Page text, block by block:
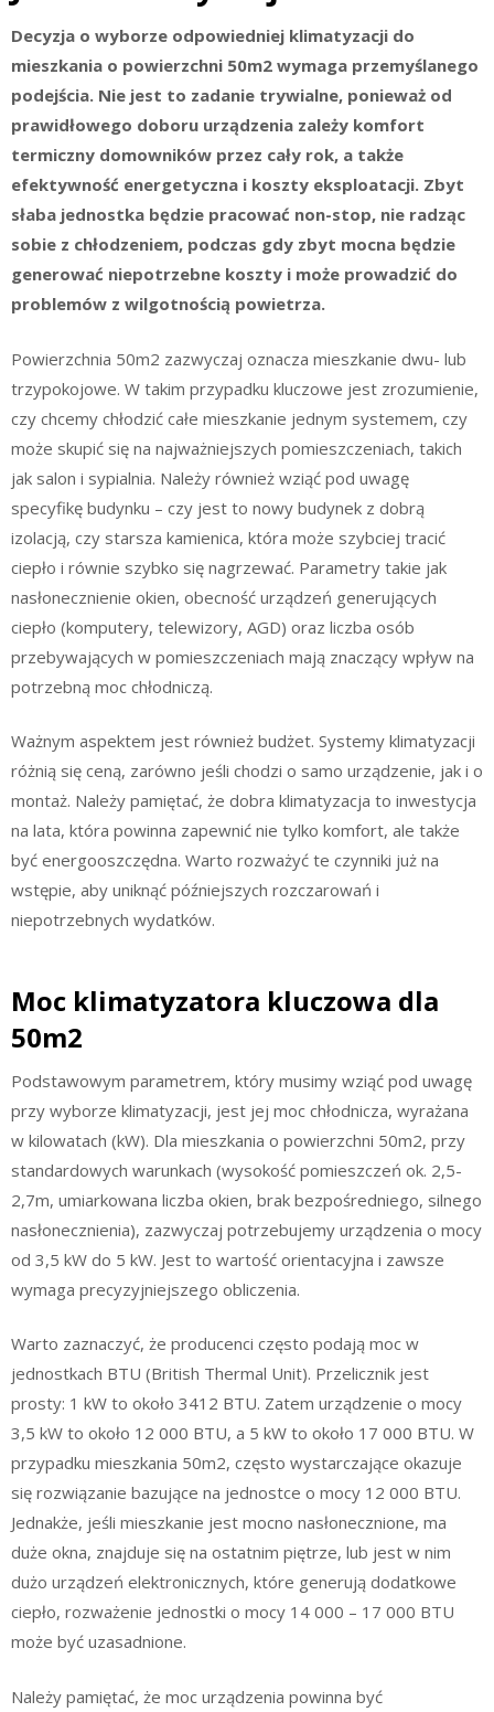
Decyzja o wyborze odpowiedniej klimatyzacji do
mieszkania o powierzchni 50m2 wymaga przemyślanego
podejścia. Nie jest to zadanie trywialne, ponieważ od
prawidłowego doboru urządzenia zależy komfort
termiczny domowników przez cały rok, a także
efektywność energetyczna i koszty eksploatacji. Zbyt
słaba jednostka będzie pracować non-stop, nie radząc
sobie z chłodzeniem, podczas gdy zbyt mocna będzie
generować niepotrzebne koszty i może prowadzić do
problemów z wilgotnością powietrza.
Powierzchnia 50m2 zazwyczaj oznacza mieszkanie dwu- lub
trzypokojowe. W takim przypadku kluczowe jest zrozumienie,
czy chcemy chłodzić całe mieszkanie jednym systemem, czy
może skupić się na najważniejszych pomieszczeniach, takich
jak salon i sypialnia. Należy również wziąć pod uwagę
specyfikę budynku – czy jest to nowy budynek z dobrą
izolacją, czy starsza kamienica, która może szybciej tracić
ciepło i równie szybko się nagrzewać. Parametry takie jak
nasłonecznienie okien, obecność urządzeń generujących
ciepło (komputery, telewizory, AGD) oraz liczba osób
przebywających w pomieszczeniach mają znaczący wpływ na
potrzebną moc chłodniczą.
Ważnym aspektem jest również budżet. Systemy klimatyzacji
różnią się ceną, zarówno jeśli chodzi o samo urządzenie, jak i o
montaż. Należy pamiętać, że dobra klimatyzacja to inwestycja
na lata, która powinna zapewnić nie tylko komfort, ale także
być energooszczędna. Warto rozważyć te czynniki już na
wstępie, aby uniknąć późniejszych rozczarowań i
niepotrzebnych wydatków.
Moc klimatyzatora kluczowa dla
50m2
Podstawowym parametrem, który musimy wziąć pod uwagę
przy wyborze klimatyzacji, jest jej moc chłodnicza, wyrażana
w kilowatach (kW). Dla mieszkania o powierzchni 50m2, przy
standardowych warunkach (wysokość pomieszczeń ok. 2,5-
2,7m, umiarkowana liczba okien, brak bezpośredniego, silnego
nasłonecznienia), zazwyczaj potrzebujemy urządzenia o mocy
od 3,5 kW do 5 kW. Jest to wartość orientacyjna i zawsze
wymaga precyzyjniejszego obliczenia.
Warto zaznaczyć, że producenci często podają moc w
jednostkach BTU (British Thermal Unit). Przelicznik jest
prosty: 1 kW to około 3412 BTU. Zatem urządzenie o mocy
3,5 kW to około 12 000 BTU, a 5 kW to około 17 000 BTU. W
przypadku mieszkania 50m2, często wystarczające okazuje
się rozwiązanie bazujące na jednostce o mocy 12 000 BTU.
Jednakże, jeśli mieszkanie jest mocno nasłonecznione, ma
duże okna, znajduje się na ostatnim piętrze, lub jest w nim
dużo urządzeń elektronicznych, które generują dodatkowe
ciepło, rozważenie jednostki o mocy 14 000 – 17 000 BTU
może być uzasadnione.
Należy pamiętać, że moc urządzenia powinna być